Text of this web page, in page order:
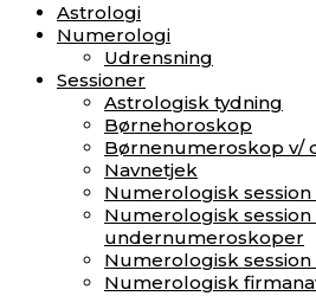
content
Astrologi
Numerologi
Udrensning
Sessioner
Astrologisk tydning
Børnehoroskop
Børnenumeroskop v/
Navnetjek
Numerologisk session
Numerologisk
undernumeroskoper
Numerologisk session
Numerologisk